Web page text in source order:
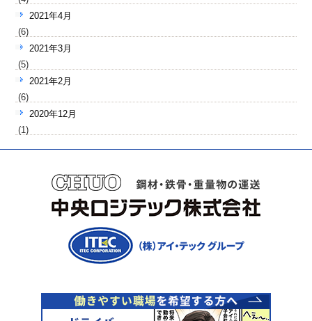
2021年4月
(6)
2021年3月
(5)
2021年2月
(6)
2020年12月
(1)